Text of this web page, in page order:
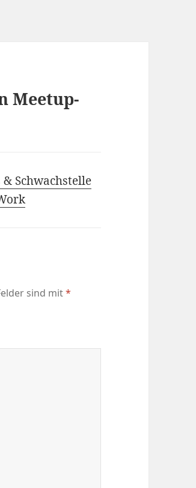
Meetup-
Schwachstelle
sind mit*